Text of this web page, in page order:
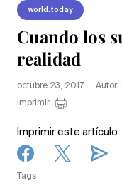
world.today
Cuando los
realidad
octubre 23, 2017
Autor:
Imprimir
Imprimir este artículo
Tags